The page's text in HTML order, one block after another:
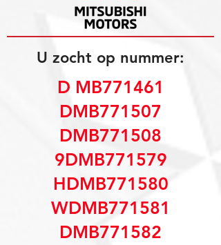
U zocht op nummer:
D MB771461
DMB771507
DMB771508
9DMB771579
HDMB771580
WDMB771581
DMB771582